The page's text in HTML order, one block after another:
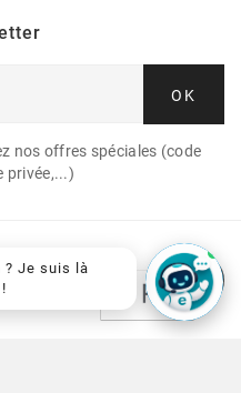
OK
nos offres spéciales (code
privée,...)
? Je suis là